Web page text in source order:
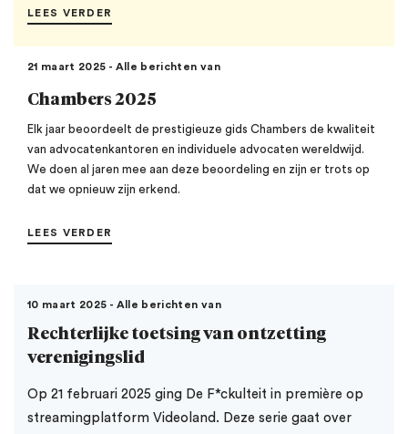
LEES VERDER
21 maart 2025 - Alle berichten van
Chambers 2025
Elk jaar beoordeelt de prestigieuze gids Chambers de kwaliteit
van advocatenkantoren en individuele advocaten wereldwijd.
We doen al jaren mee aan deze beoordeling en zijn er trots op
dat we opnieuw zijn erkend.
LEES VERDER
10 maart 2025 - Alle berichten van
Rechterlijke toetsing van ontzetting
verenigingslid
Op 21 februari 2025 ging De F*ckulteit in première op
streamingplatform Videoland. Deze serie gaat over